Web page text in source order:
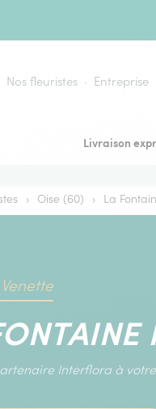
Nos fleuristes Entreprise
Livraison
› Oise (60) › La
Interflora à